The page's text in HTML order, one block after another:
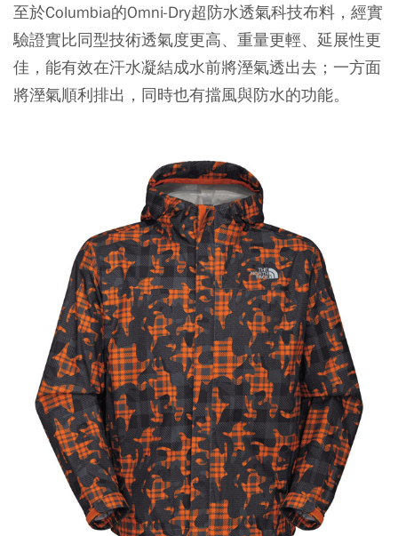
至於Columbia的Omni-Dry超防水透氣科技布料，經實
驗證實比同型技術透氣度更高、重量更輕、延展性更
佳，能有效在汗水凝結成水前將溼氣透出去；一方面
將溼氣順利排出，同時也有擋風與防水的功能。